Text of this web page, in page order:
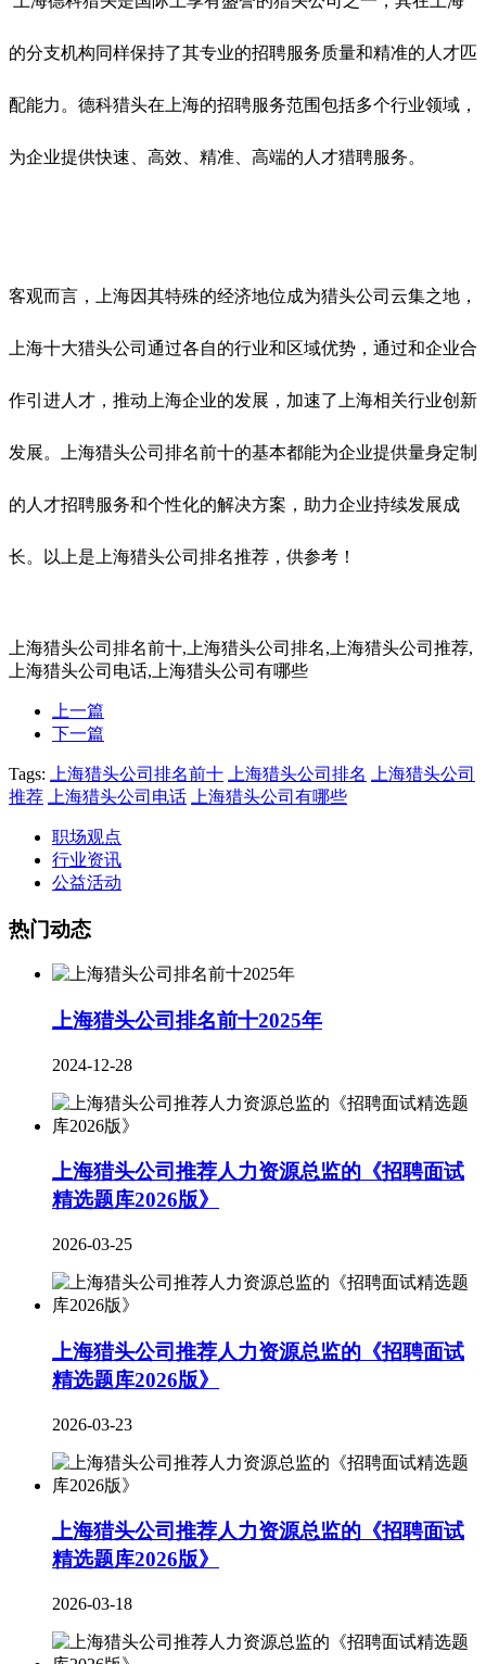
的分支机构同样保持了其专业的招聘服务质量和精准的人才匹
配能力。德科猎头在上海的招聘服务范围包括多个行业领域，
为企业提供快速、高效、精准、高端的人才猎聘服务。
客观而言，上海因其特殊的经济地位成为猎头公司云集之地，
上海十大猎头公司通过各自的行业和区域优势，通过和企业合
作引进人才，推动上海企业的发展，加速了上海相关行业创新
发展。上海猎头公司排名前十的基本都能为企业提供量身定制
的人才招聘服务和个性化的解决方案，助力企业持续发展成
长。以上是上海猎头公司排名推荐，供参考！
上海猎头公司排名前十,上海猎头公司排名,上海猎头公司推荐,
上海猎头公司电话,上海猎头公司有哪些
上一篇
下一篇
Tags: 上海猎头公司排名前十 上海猎头公司排名
上海猎头公司
推荐
上海猎头公司电话 上海猎头公司有哪些
职场观点
行业资讯
公益活动
热门动态
上海猎头公司排名前十2025年
2024-12-28
上海猎头公司推荐人力资源总监的《招聘面试
精选题库2026版》
2026-03-25
上海猎头公司推荐人力资源总监的《招聘面试
精选题库2026版》
2026-03-23
上海猎头公司推荐人力资源总监的《招聘面试
精选题库2026版》
2026-03-18